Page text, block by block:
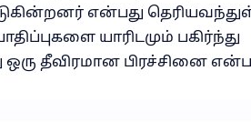
என்பது
யாரிடமும் பகிர்ந்து
தீவிரமான பிரச்சினை